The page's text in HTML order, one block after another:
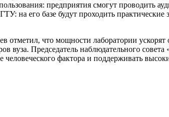
предприятия смогут
на его базе будут проходить
что мощности лаборатории ускорят
вуза. Председатель наблюдательного
фактора и поддерживать